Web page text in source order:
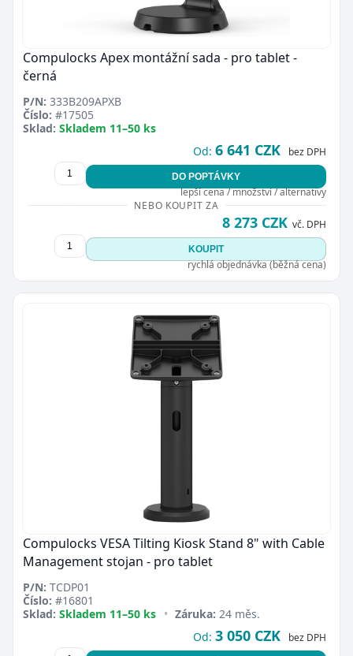
Compulocks Apex montážní sada - pro tablet -
černá
P/N: 333B209APXB
Číslo: #17505
Sklad: Skladem 11–50 ks
Od: 6 641 CZK bez DPH
DO POPTÁVKY
lepší cena / množství / alternativy
NEBO KOUPIT ZA
8 273 CZK vč. DPH
KOUPIT
rychlá objednávka (běžná cena)
Compulocks VESA Tilting Kiosk Stand 8" with Cable
Management stojan - pro tablet
P/N: TCDP01
Číslo: #16801
Sklad: Skladem 11–50 ks • Záruka: 24 měs.
Od: 3 050 CZK bez DPH